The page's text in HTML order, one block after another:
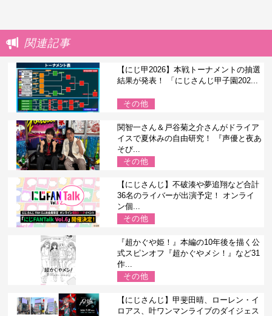
関連記事
【にじ甲2026】本戦トーナメントの抽選
結果が発表！ 「にじさんじ甲子園202...
その他
関智一さん＆戸谷菊之介さんがドライア
イスで夏休みの自由研究！ 『声優と夜あ
そび...
その他
【にじさんじ】不破湊や夢追翔など合計
36名のライバーが出演予定！ オンライ
ン個...
その他
『超かぐや姫！』本編の10年後を描く公
式スピンオフ『超かぐやメシ！』など31
作...
その他
【にじさんじ】甲斐田晴、ローレン・イ
ロアス、叶ワンマンライブのダイジェス